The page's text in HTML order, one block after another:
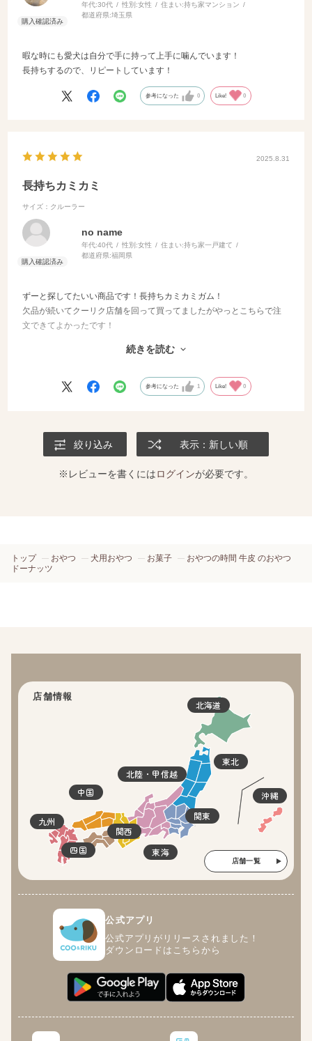
年代:30代 性別:女性 住まい:持ち家マンション
都道府県:埼玉県
暇な時にも愛犬は自分で手に持って上手に噛んでいます！
長持ちするので、リピートしています！
参考になった 0 Like! 0
2025.8.31
長持ちカミカミ
サイズ：クルーラー
no name
年代:40代 性別:女性 住まい:持ち家一戸建て
都道府県:福岡県
ずーと探してたいい商品です！長持ちカミカミガム！
欠品が続いてクーリク店舗を回って買ってましたがやっとこちらで注
文できてよかったです！
多動飼につきまとめ買いもでき助かります！
続きを読む
参考になった 1 Like! 0
絞り込み 表示：新しい順
※レビューを書くにはログインが必要です。
トップ おやつ 犬用おやつ お菓子
おやつの時間 牛皮 のおやつ
ドーナッツ
店舗情報
北海道
東北
関東
北陸・甲信越
東海
関西
四国
中国
九州
沖縄
店舗一覧
公式アプリ
公式アプリがリリースされました！
ダウンロードはこちらから